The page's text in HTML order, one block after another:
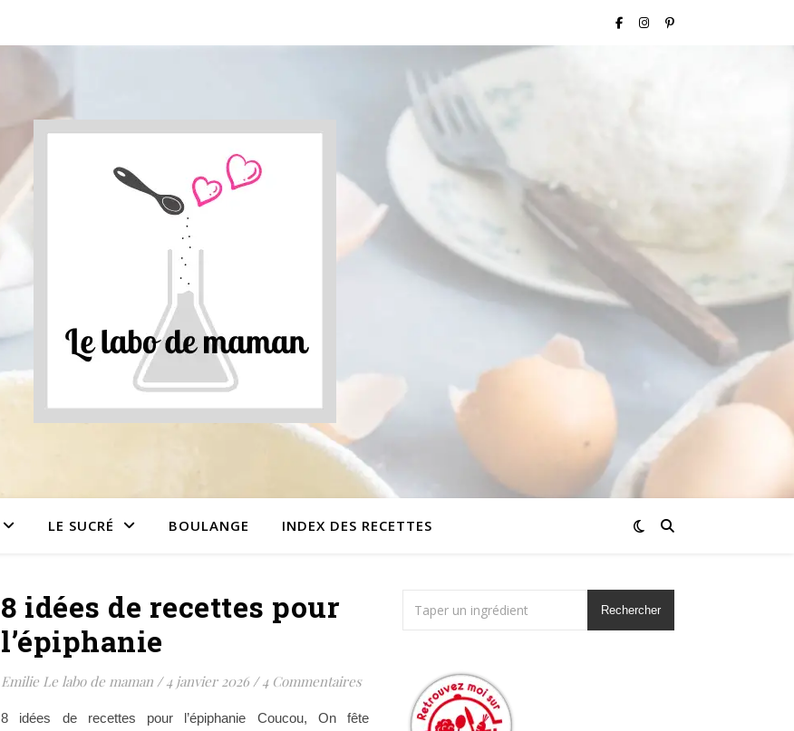
LE SUCRÉ BOULANGE INDEX DES RECETTES
8 idées de recettes pour
l’épiphanie
Emilie Le labo de maman / 4 janvier 2026 / 4 Commentaires
8 idées de recettes pour l’épiphanie Coucou, On fête
Rechercher